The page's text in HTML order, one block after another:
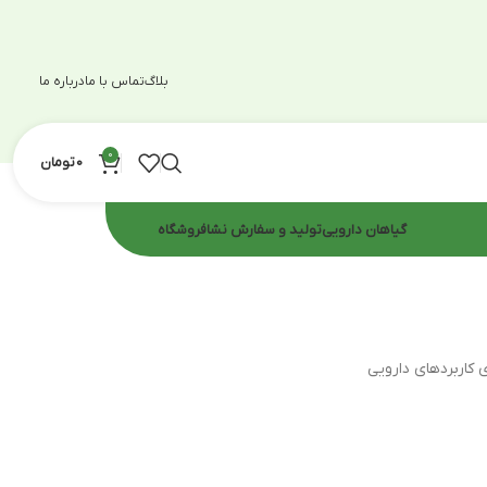
بلاگتماس با مادرباره ما
0
0تومان
گیاهان داروییتولید و سفارش نشافروشگاه
دارویی